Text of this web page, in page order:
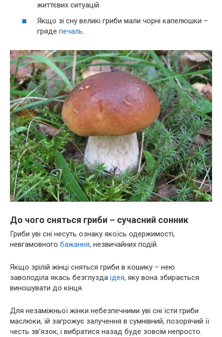
життєвих ситуацій.
Якщо зі сну великі гриби мали чорні капелюшки –
гряде печаль.
До чого сняться гриби – сучасний сонник
Гриби уві сні несуть ознаку якоїсь одержимості,
невгамовного бажання, незвичайних подій.
Якщо зрілій жінці сняться гриби в кошику – нею
заволоділа якась безглузда ідея, яку вона збирається
виношувати до кінця.
Для незаміжньої жінки небезпечними уві сні їсти гриби
маслюки, їй загрожує залучення в сумнівний, позорячий її
честь зв’язок, і вибратися назад буде зовсім непросто.